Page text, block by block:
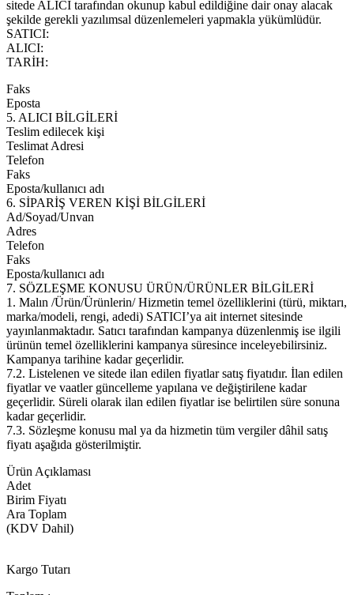
sitede ALICI tarafından okunup kabul edildiğine dair onay alacak
şekilde gerekli yazılımsal düzenlemeleri yapmakla yükümlüdür.
SATICI:
ALICI:
TARİH:
Faks
Eposta
5. ALICI BİLGİLERİ
Teslim edilecek kişi
Teslimat Adresi
Telefon
Faks
Eposta/kullanıcı adı
6. SİPARİŞ VEREN KİŞİ BİLGİLERİ
Ad/Soyad/Unvan
Adres
Telefon
Faks
Eposta/kullanıcı adı
7. SÖZLEŞME KONUSU ÜRÜN/ÜRÜNLER BİLGİLERİ
1. Malın /Ürün/Ürünlerin/ Hizmetin temel özelliklerini (türü, miktarı,
marka/modeli, rengi, adedi) SATICI’ya ait internet sitesinde
yayınlanmaktadır. Satıcı tarafından kampanya düzenlenmiş ise ilgili
ürünün temel özelliklerini kampanya süresince inceleyebilirsiniz.
Kampanya tarihine kadar geçerlidir.
7.2. Listelenen ve sitede ilan edilen fiyatlar satış fiyatıdır. İlan edilen
fiyatlar ve vaatler güncelleme yapılana ve değiştirilene kadar
geçerlidir. Süreli olarak ilan edilen fiyatlar ise belirtilen süre sonuna
kadar geçerlidir.
7.3. Sözleşme konusu mal ya da hizmetin tüm vergiler dâhil satış
fiyatı aşağıda gösterilmiştir.
Ürün Açıklaması
Adet
Birim Fiyatı
Ara Toplam
(KDV Dahil)
Kargo Tutarı